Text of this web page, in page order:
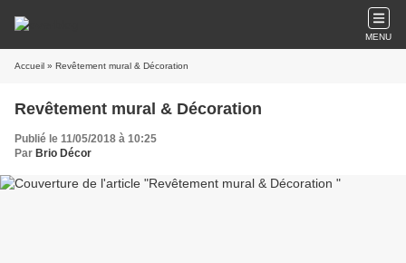
MENU
Accueil » Revêtement mural & Décoration
Revêtement mural & Décoration
Publié le 11/05/2018 à 10:25
Par Brio Décor